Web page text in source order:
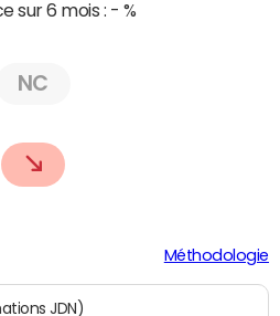
sur 6 mois : - %
NC
Méthodologie
JDN)